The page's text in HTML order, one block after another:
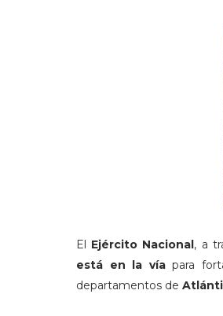
El Ejército Nacional, a
está en la víapara
departamentos de